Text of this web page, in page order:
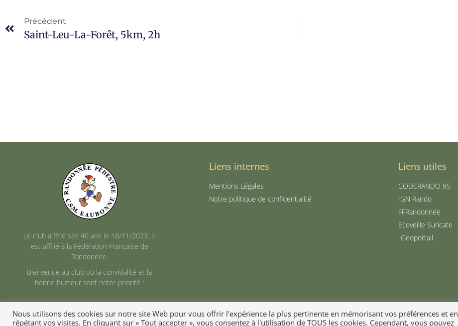
Précédent
Saint-Leu-La-Forêt, 5km, 2h
Le club a fêté ses 40 ans le 18/11/2023. II
est affilié à la Fédération Française de
Randonnée.
Bienvenue au club où la convivialité et la
bonne humeur sont notre priorité !
Liens internes
Mentions Légales
Notre politique de confidentialité
Liens utiles
CODERANDO 95
IGN Rando
FFRandonnée
Ecoveille Suricate
Géoportail
Nous utilisons des cookies sur notre site Web pour vous offrir l'expérience la plus pertinente en mémorisant vos préférences et en
répétant vos visites. En cliquant sur « Tout accepter », vous consentez à l'utilisation de TOUS les cookies. Cependant, vous pouvez